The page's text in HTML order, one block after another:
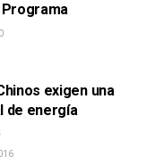
exigen una
de energía